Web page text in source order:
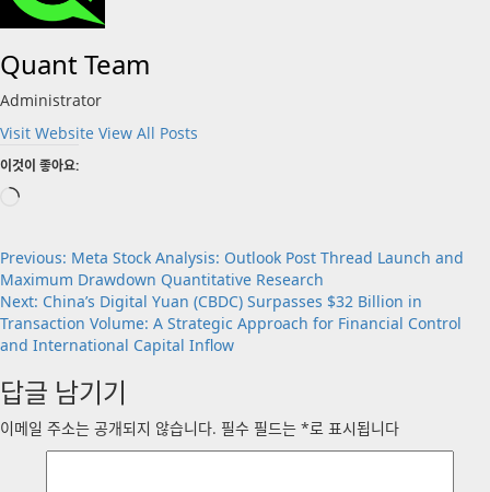
Quant Team
Administrator
Visit Website View All Posts
이것이 좋아요:
로
Post
navigation
Previous: Meta Stock Analysis: Outlook Post Thread Launch and
Maximum Drawdown Quantitative Research
Next: China’s Digital Yuan (CBDC) Surpasses $32 Billion in
Transaction Volume: A Strategic Approach for Financial Control
and International Capital Inflow
답글 남기기
이메일 주소는 공개되지 않습니다. 필수 필드는 *로 표시됩니다